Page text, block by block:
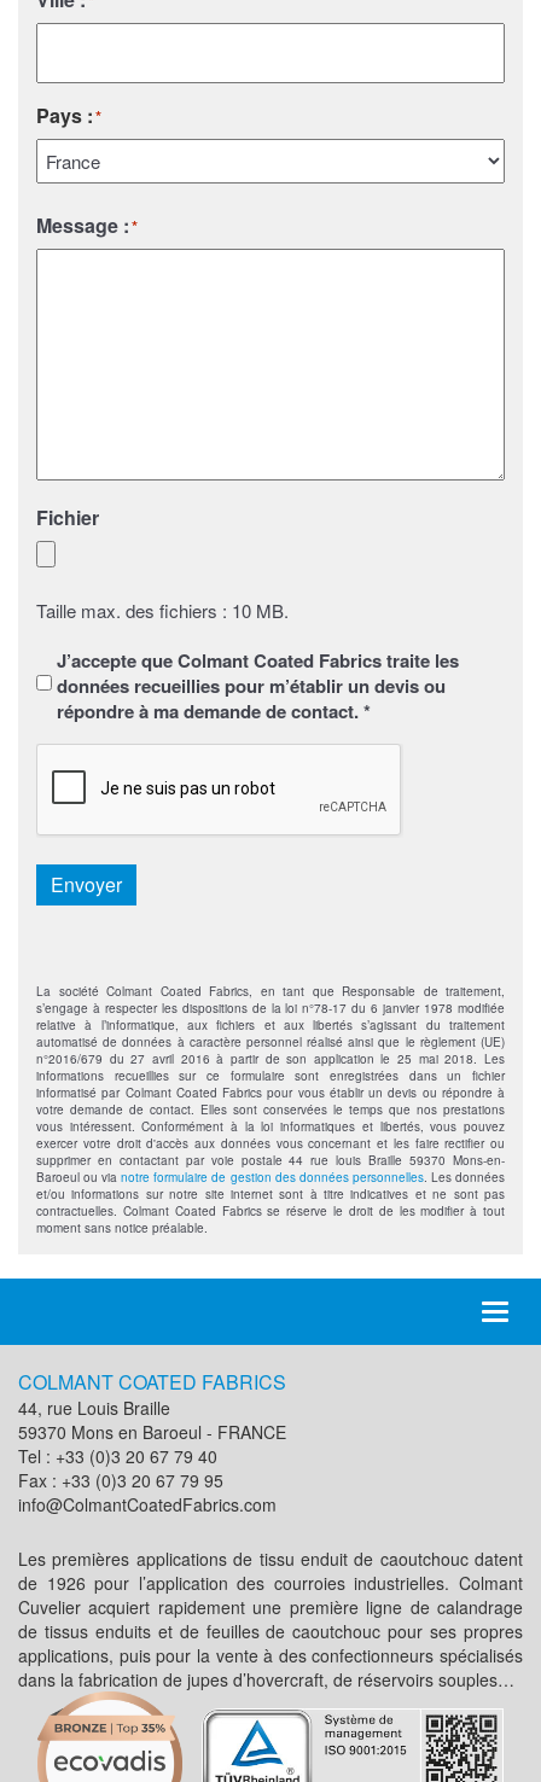
Pays :*
Message :*
Fichier
Taille max. des fichiers : 10 MB.
Sans
titre*
J’accepte que Colmant Coated Fabrics traite les
données recueillies pour m’établir un devis ou
répondre à ma demande de contact. *
CAPTCHA
Envoyer
La société Colmant Coated Fabrics, en tant que Responsable de traitement,
s’engage à respecter les dispositions de la loi n°78-17 du 6 janvier 1978 modifiée
relative à l’informatique, aux fichiers et aux libertés s’agissant du traitement
automatisé de données à caractère personnel réalisé ainsi que le règlement (UE)
n°2016/679 du 27 avril 2016 à partir de son application le 25 mai 2018. Les
informations recueillies sur ce formulaire sont enregistrées dans un fichier
informatisé par Colmant Coated Fabrics pour vous établir un devis ou répondre à
votre demande de contact. Elles sont conservées le temps que nos prestations
vous intéressent. Conformément à la loi informatiques et libertés, vous pouvez
exercer votre droit d'accès aux données vous concernant et les faire rectifier ou
supprimer en contactant par voie postale 44 rue louis Braille 59370 Mons-en-
Baroeul ou vianotre formulaire de gestion des données personnelles. Les données
et/ou informations sur notre site internet sont à titre indicatives et ne sont pas
contractuelles. Colmant Coated Fabrics se réserve le droit de les modifier à tout
moment sans notice préalable.
COLMANT COATED FABRICS
44, rue Louis Braille
59370 Mons en Baroeul - FRANCE
Tel : +33 (0)3 20 67 79 40
Fax : +33 (0)3 20 67 79 95
info@ColmantCoatedFabrics.com
Les premières applications de tissu enduit de caoutchouc datent
de 1926 pour l’application des courroies industrielles. Colmant
Cuvelier acquiert rapidement une première ligne de calandrage
de tissus enduits et de feuilles de caoutchouc pour ses propres
applications, puis pour la vente à des confectionneurs spécialisés
dans la fabrication de jupes d’hovercraft, de réservoirs souples…